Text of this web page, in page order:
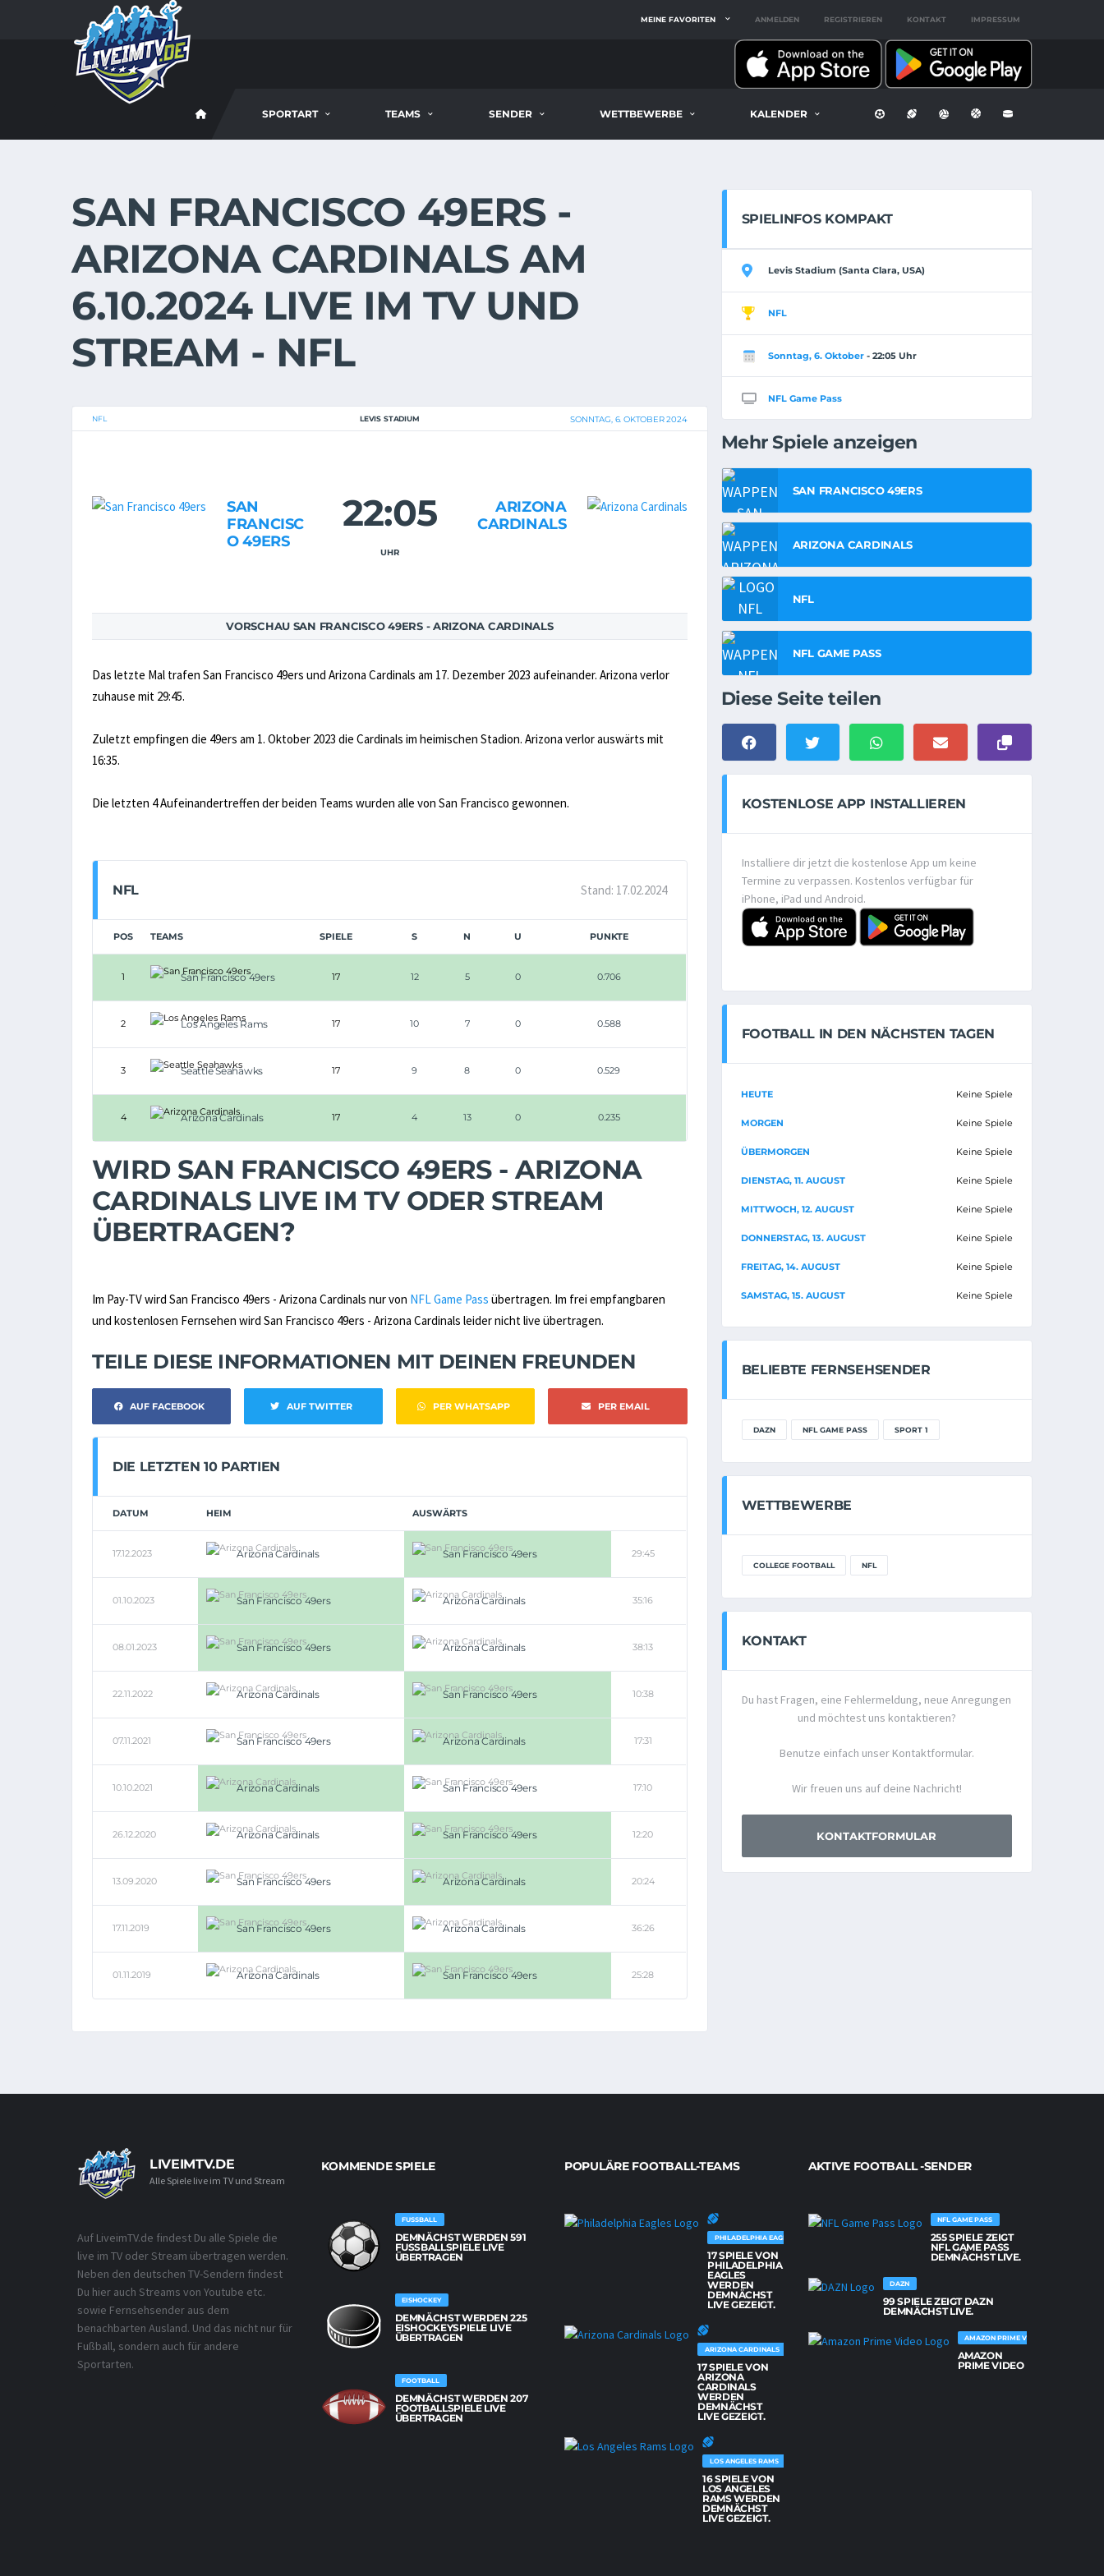
MEINE FAVORITEN ANMELDEN REGISTRIEREN KONTAKT IMPRESSUM
SPORTART TEAMS SENDER WETTBEWERBE KALENDER
SAN FRANCISCO 49ERS -
ARIZONA CARDINALS AM
6.10.2024 LIVE IM TV UND
STREAM - NFL
NFL LEVIS STADIUM SONNTAG, 6. OKTOBER 2024
SAN
FRANCISC
O 49ERS
22:05
UHR
ARIZONA
CARDINALS
VORSCHAU SAN FRANCISCO 49ERS - ARIZONA CARDINALS
Das letzte Mal trafen San Francisco 49ers und Arizona Cardinals am 17. Dezember 2023 aufeinander. Arizona verlor
zuhause mit 29:45.
Zuletzt empfingen die 49ers am 1. Oktober 2023 die Cardinals im heimischen Stadion. Arizona verlor auswärts mit
16:35.
Die letzten 4 Aufeinandertreffen der beiden Teams wurden alle von San Francisco gewonnen.
NFL Stand: 17.02.2024
POS TEAMS SPIELE S N U PUNKTE
1 San Francisco 49ers 17 12 5 0 0.706
2 Los Angeles Rams 17 10 7 0 0.588
3 Seattle Seahawks 17 9 8 0 0.529
4 Arizona Cardinals 17 4 13 0 0.235
WIRD SAN FRANCISCO 49ERS - ARIZONA
CARDINALS LIVE IM TV ODER STREAM
ÜBERTRAGEN?
Im Pay-TV wird San Francisco 49ers - Arizona Cardinals nur von NFL Game Pass übertragen. Im frei empfangbaren
und kostenlosen Fernsehen wird San Francisco 49ers - Arizona Cardinals leider nicht live übertragen.
TEILE DIESE INFORMATIONEN MIT DEINEN FREUNDEN
AUF FACEBOOK AUF TWITTER PER WHATSAPP PER EMAIL
DIE LETZTEN 10 PARTIEN
DATUM HEIM AUSWÄRTS
17.12.2023 Arizona Cardinals San Francisco 49ers 29:45
01.10.2023 San Francisco 49ers Arizona Cardinals 35:16
08.01.2023 San Francisco 49ers Arizona Cardinals 38:13
22.11.2022 Arizona Cardinals San Francisco 49ers 10:38
07.11.2021 San Francisco 49ers Arizona Cardinals 17:31
10.10.2021 Arizona Cardinals San Francisco 49ers 17:10
26.12.2020 Arizona Cardinals San Francisco 49ers 12:20
13.09.2020 San Francisco 49ers Arizona Cardinals 20:24
17.11.2019 San Francisco 49ers Arizona Cardinals 36:26
01.11.2019 Arizona Cardinals San Francisco 49ers 25:28
SPIELINFOS KOMPAKT
Levis Stadium (Santa Clara, USA)
NFL
Sonntag, 6. Oktober- 22:05 Uhr
NFL Game Pass
Mehr Spiele anzeigen
SAN FRANCISCO 49ERS
ARIZONA CARDINALS
NFL
NFL GAME PASS
Diese Seite teilen
KOSTENLOSE APP INSTALLIEREN
Installiere dir jetzt die kostenlose App um keine
Termine zu verpassen. Kostenlos verfügbar für
iPhone, iPad und Android.
FOOTBALL IN DEN NÄCHSTEN TAGEN
HEUTE Keine Spiele
MORGEN Keine Spiele
ÜBERMORGEN Keine Spiele
DIENSTAG, 11. AUGUST Keine Spiele
MITTWOCH, 12. AUGUST Keine Spiele
DONNERSTAG, 13. AUGUST Keine Spiele
FREITAG, 14. AUGUST Keine Spiele
SAMSTAG, 15. AUGUST Keine Spiele
BELIEBTE FERNSEHSENDER
DAZN NFL GAME PASS SPORT 1
WETTBEWERBE
COLLEGE FOOTBALL NFL
KONTAKT
Du hast Fragen, eine Fehlermeldung, neue Anregungen
und möchtest uns kontaktieren?
Benutze einfach unser Kontaktformular.
Wir freuen uns auf deine Nachricht!
KONTAKTFORMULAR
LIVEIMTV.DE
Alle Spiele live im TV und Stream
Auf LiveimTV.de findest Du alle Spiele die
live im TV oder Stream übertragen werden.
Neben den deutschen TV-Sendern findest
Du hier auch Streams von Youtube etc.
sowie Fernsehsender aus dem
benachbarten Ausland. Und das nicht nur für
Fußball, sondern auch für andere
Sportarten.
KOMMENDE SPIELE
FUSSBALL
DEMNÄCHST WERDEN 591
FUSSBALLSPIELE LIVE Ü
BERTRAGEN
EISHOCKEY
DEMNÄCHST WERDEN 225
EISHOCKEYSPIELE LIVE
ÜBERTRAGEN
FOOTBALL
DEMNÄCHST WERDEN 207
FOOTBALLSPIELE LIVE
ÜBERTRAGEN
POPULÄRE FOOTBALL-TEAMS
PHILADELPHIA EAGLES
17 SPIELE VON
PHILADELPHIA
EAGLES
WERDEN
DEMNÄCHST
LIVE GEZEIGT.
ARIZONA CARDINALS
17 SPIELE VON
ARIZONA
CARDINALS
WERDEN
DEMNÄCHST
LIVE GEZEIGT.
LOS ANGELES RAMS
16 SPIELE VON
LOS ANGELES
RAMS WERDEN
DEMNÄCHST
LIVE GEZEIGT.
AKTIVE FOOTBALL -SENDER
NFL GAME PASS
255 SPIELE ZEIGT
NFL GAME PASS
DEMNÄCHST LIVE.
DAZN
99 SPIELE ZEIGT DAZN
DEMNÄCHST LIVE.
AMAZON PRIME VIDEO
AMAZON
PRIME VIDEO